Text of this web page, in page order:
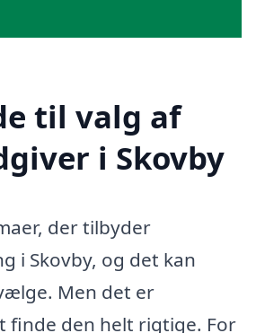
til valg af
i Skovby
der tilbyder
i Skovby, og det kan
Men det er
finde den helt rigtige. For